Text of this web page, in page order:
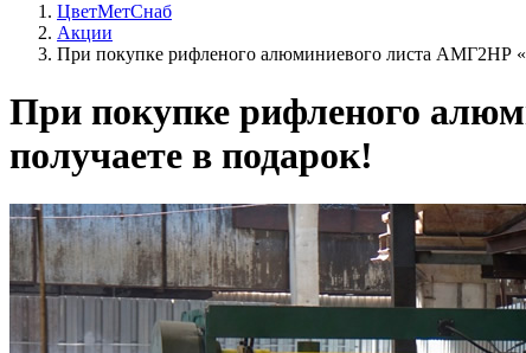
ЦветМетСнаб
Акции
При покупке рифленого алюминиевого листа АМГ2НР
При покупке рифленого
получаете в подарок!